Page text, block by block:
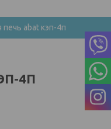
печь abat кэп-4п
4П